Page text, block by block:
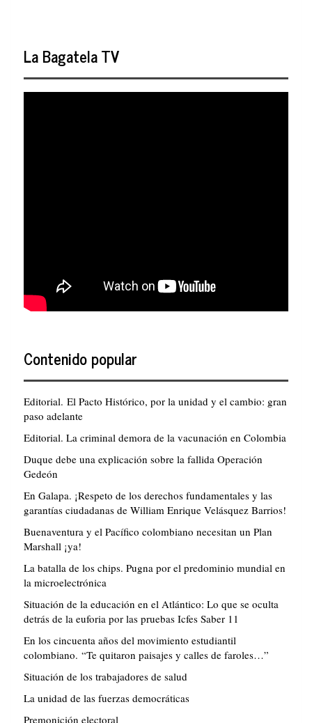
La Bagatela TV
Contenido popular
Editorial. El Pacto Histórico, por la unidad y el cambio: gran
paso adelante
Editorial. La criminal demora de la vacunación en Colombia
Duque debe una explicación sobre la fallida Operación
Gedeón
En Galapa. ¡Respeto de los derechos fundamentales y las
garantías ciudadanas de William Enrique Velásquez Barrios!
Buenaventura y el Pacífico colombiano necesitan un Plan
Marshall ¡ya!
La batalla de los chips. Pugna por el predominio mundial en
la microelectrónica
Situación de la educación en el Atlántico: Lo que se oculta
detrás de la euforia por las pruebas Icfes Saber 11
En los cincuenta años del movimiento estudiantil
colombiano. “Te quitaron paisajes y calles de faroles…”
Situación de los trabajadores de salud
La unidad de las fuerzas democráticas
Premonición electoral